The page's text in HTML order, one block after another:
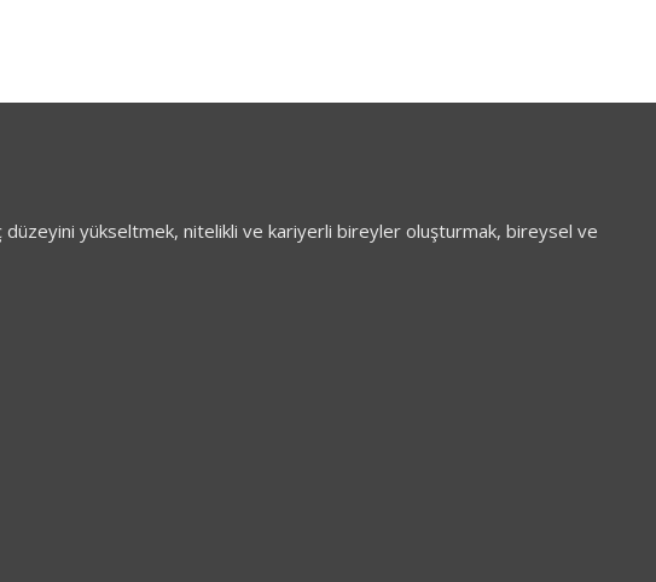
düzeyini yükseltmek, nitelikli ve kariyerli bireyler oluşturmak, bireysel ve